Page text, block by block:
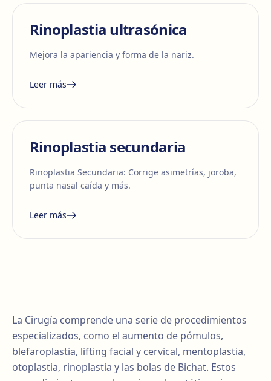
Rinoplastia ultrasónica
Mejora la apariencia y forma de la nariz.
Leer más
Rinoplastia secundaria
Rinoplastia Secundaria: Corrige asimetrías, joroba,
punta nasal caída y más.
Leer más
La Cirugía comprende una serie de procedimientos
especializados, como el aumento de pómulos,
blefaroplastia, lifting facial y cervical, mentoplastia,
otoplastia, rinoplastia y las bolas de Bichat. Estos